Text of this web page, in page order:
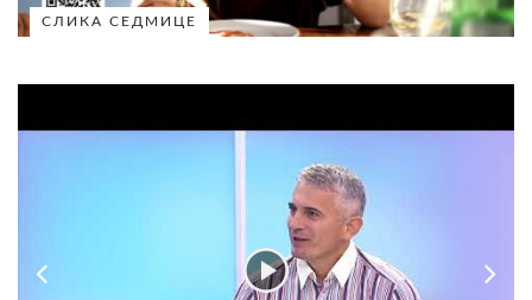
СЛИКА СЕДМИЦЕ